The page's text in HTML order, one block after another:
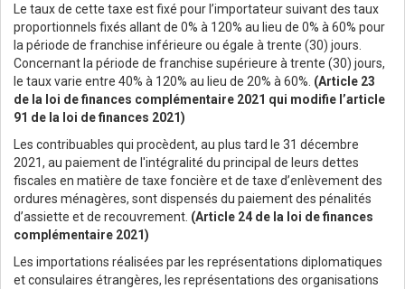
Le taux de cette taxe est fixé pour l’importateur suivant des taux
proportionnels fixés allant de 0% à 120% au lieu de 0% à 60% pour
la période de franchise inférieure ou égale à trente (30) jours.
Concernant la période de franchise supérieure à trente (30) jours,
le taux varie entre 40% à 120% au lieu de 20% à 60%. (Article 23
de la loi de finances complémentaire 2021 qui modifie l’article
91 de la loi de finances 2021)
Les contribuables qui procèdent, au plus tard le 31 décembre
2021, au paiement de l'intégralité du principal de leurs dettes
fiscales en matière de taxe foncière et de taxe d’enlèvement des
ordures ménagères, sont dispensés du paiement des pénalités
d’assiette et de recouvrement. (Article 24 de la loi de finances
complémentaire 2021)
Les importations réalisées par les représentations diplomatiques
et consulaires étrangères, les représentations des organisations